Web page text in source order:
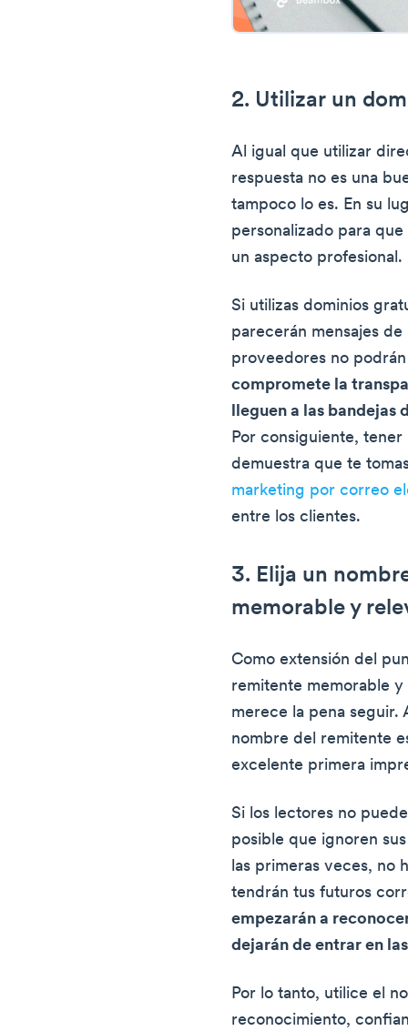
2. Utilizar un
Al igual que utilizar
respuesta no es una
tampoco lo es. En su
personalizado para
un aspecto profesional.
Si utilizas dominios
parecerán mensajes
proveedores no
compromete la
lleguen a las bandejas
Por consiguiente,
demuestra que te
marketing por correo
entre los clientes.
3. Elija un
memorable y
Como extensión del
remitente memorable
merece la pena seguir.
nombre del remitente
excelente primera
Si los lectores no
posible que ignoren
las primeras veces, no
tendrán tus futuros
empezarán a
dejarán de entrar en
Por lo tanto, utilice el
reconocimiento,